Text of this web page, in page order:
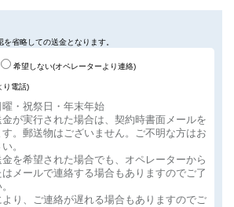
省略しての送金となります。
希望しない(オペレーターより連絡)
り電話)
・祝祭日・年末年始
金が実行された場合は、契約時書面メールを
す。郵送物はございません。ご不明な方はお
。
を希望された場合でも、オペレーターから
メールで連絡する場合もありますのでご了
り、ご連絡が遅れる場合もありますのでご